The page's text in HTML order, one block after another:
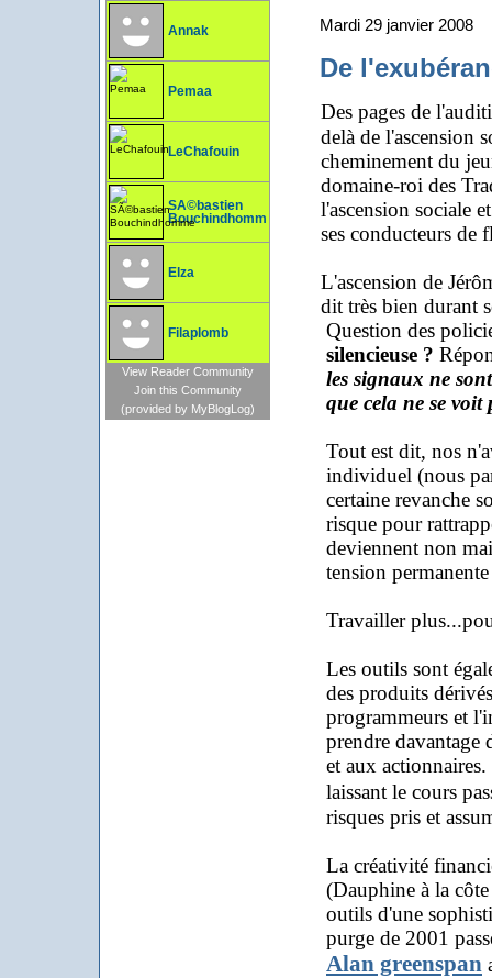
Annak
Pemaa
LeChafouin
SÃ©bastien
Bouchindhomme
Elza
Filaplomb
View Reader Community
Join this Community
(provided by MyBlogLog)
Mardi 29 janvier 2008
De
Des pages de
delà de l'ascension
cheminement du
domaine-roi des
l'ascension sociale
ses conducteurs de
L'ascension de
dit très bien durant
Question des
silencieuse ?
les signaux ne
que cela ne se
Tout est dit, nos
individuel (nous
certaine revanche
risque pour
deviennent non
tension
Travailler
Les outils sont
des produits
programmeurs et
prendre davantage
et aux
laissant le cours
risques pris et
La créativité
(Dauphine à la
outils d'une
purge de 2001
Alan greenspan